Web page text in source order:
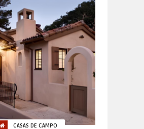
CASAS DE CAMPO